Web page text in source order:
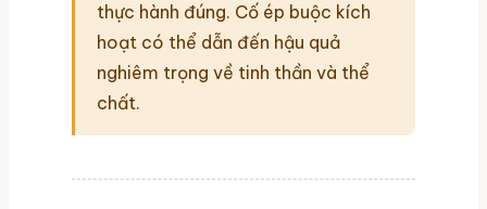
thực hành đúng. Cố ép buộc kích
hoạt có thể dẫn đến hậu quả
nghiêm trọng về tinh thần và thể
chất.